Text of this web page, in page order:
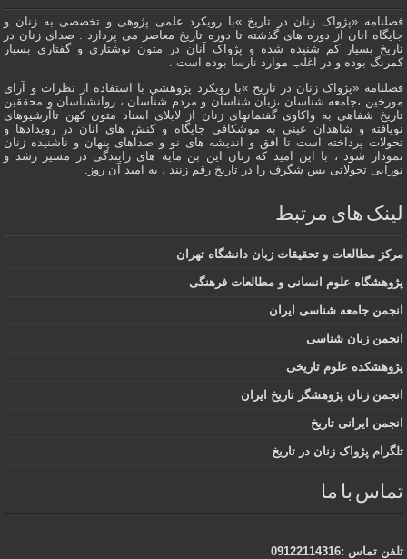
فصلنامه «پژواک زنان در تاریخ »با رویکرد علمی پژوهى و تخصصی به زنان و
جایگاه انان از دوره هاى گذشته تا دوره تاریخ معاصر می پردازد . صدای زنان در
تاریخ بسیار کم شنیده شده و پژواک آنان در متون نوشتاری و گفتاری بسیار
کمرنگ بوده و در اغلب موارد نارسا بوده است .
فصلنامه «پژواک زنان در تاریخ »با رویکرد پژوهشي با استفاده از نظرات و آرای
مورخین ،جامعه شناسان ،زبان شناسان و مردم شناسان ، روانشناسان و محققین
تاریخ شفاهی به واکاوی گفتمانهاى زنان از لابلای اسناد متون کهن تاآرشیوهای
نویافته و شاهدان عينى به موشکافی جايگاه و كنش هاى انان در رویدادها و
تحولات پرداخته است تا افق و اندیشه های نو و صداهای پنهان و ناشنیده زنان
نمودار شود ، با این امید که زنان این بن مایه های زایندگی در مسير رشد و
نوزایی تحولاتی بس شگرف را در تاریخ رقم زنند ، به اميد آن روز.
لینک های مرتبط
مرکز مطالعات و تحقیقات زبان دانشگاه تهران
پژوهشگاه علوم انسانی و مطالعات فرهنگی
انجمن جامعه شناسی ایران
انجمن زبان شناسی
پژوهشکده علوم تاریخی
انجمن زنان پژوهشگر تاریخ ایران
انجمن ایرانی تاریخ
تلگرام پژواک زنان در تاریخ
تماس با ما
تلفن تماس :09122114316